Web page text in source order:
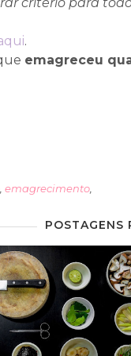
.
emagreceu
emagrecimento
POSTAGENS